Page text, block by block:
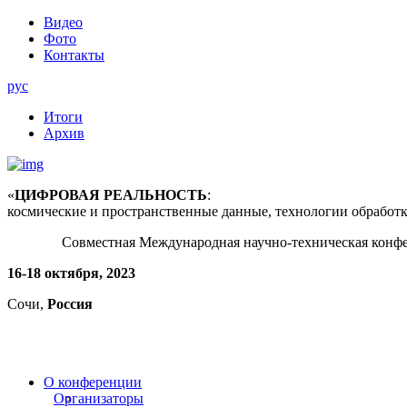
Видео
Фото
Контакты
рус
Итоги
Архив
«ЦИФРОВАЯ РЕАЛЬНОСТЬ:
космические и пространственные данные, технологии
Совместная Международная научно-техническая
16-18 октября, 2023
Сочи, Россия
О конференции
Организаторы